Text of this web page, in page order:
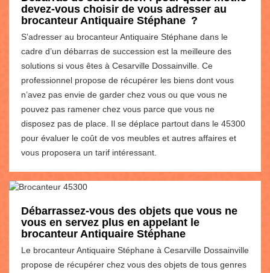
devez-vous choisir de vous adresser au
brocanteur Antiquaire Stéphane ?
S’adresser au brocanteur Antiquaire Stéphane dans le
cadre d’un débarras de succession est la meilleure des
solutions si vous êtes à Cesarville Dossainville. Ce
professionnel propose de récupérer les biens dont vous
n’avez pas envie de garder chez vous ou que vous ne
pouvez pas ramener chez vous parce que vous ne
disposez pas de place. Il se déplace partout dans le 45300
pour évaluer le coût de vos meubles et autres affaires et
vous proposera un tarif intéressant.
Débarrassez-vous des objets que vous ne
vous en servez plus en appelant le
brocanteur Antiquaire Stéphane
Le brocanteur Antiquaire Stéphane à Cesarville Dossainville
propose de récupérer chez vous des objets de tous genres